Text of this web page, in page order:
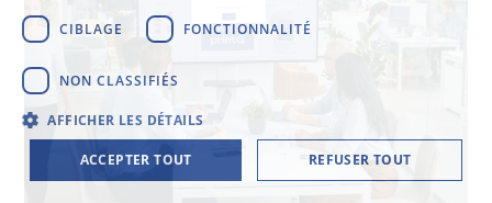
CIBLAGE FONCTIONNALITÉ
NON CLASSIFIÉS
AFFICHER LES DÉTAILS
ACCEPTER TOUT REFUSER TOUT